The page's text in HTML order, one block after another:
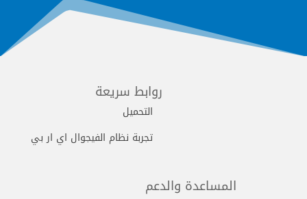
روابط سريعة
التحميل
تجربة نظام الفيجوال اي ار بي
المساعدة والدعم